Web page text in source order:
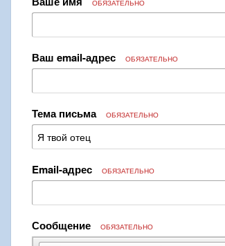
ОБЯЗАТЕЛЬНО
Ваш email-адрес ОБЯЗАТЕЛЬНО
Тема письма ОБЯЗАТЕЛЬНО
Email-адрес ОБЯЗАТЕЛЬНО
Сообщение ОБЯЗАТЕЛЬНО